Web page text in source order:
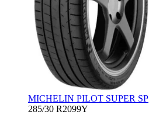
MICHELIN PILOT SUPER SP
285/30 R2099Y